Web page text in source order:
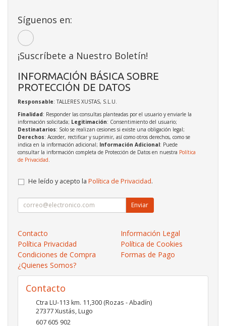
Síguenos en:
¡Suscríbete a Nuestro Boletín!
INFORMACIÓN BÁSICA SOBRE
PROTECCIÓN DE DATOS
Responsable: TALLERES XUSTAS, S.L.U.
Finalidad: Responder las consultas planteadas por el usuario y enviarle la
información solicitada; Legitimación: Consentimiento del usuario;
Destinatarios: Solo se realizan cesiones si existe una obligación legal;
Derechos: Acceder, rectificar y suprimir, así como otros derechos, como se
indica en la información adicional; Información Adicional: Puede
consultar la información completa de Protección de Datos en nuestra Política
de Privacidad
He leído y acepto la Política de Privacidad.
Enviar
Contacto
Información Legal
Política Privacidad
Política de Cookies
Condiciones de Compra
Formas de Pago
¿Quienes Somos?
Contacto
Ctra LU-113 km. 11,300 (Rozas - Abadín)
27377Xustás,Lugo
607 605 902